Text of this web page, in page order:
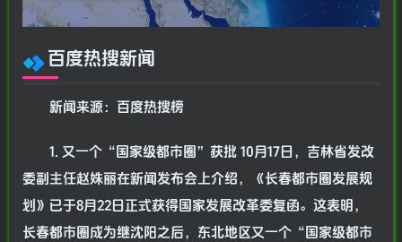
百度热搜新闻
新闻来源：百度热搜榜
1. 又一个“国家级都市圈”获批 10月17日，吉林省发改
委副主任赵姝丽在新闻发布会上介绍，《长春都市圈发展规
划》已于8月22日正式获得国家发展改革委复函。这表明，
长春都市圈成为继沈阳之后，东北地区又一个“国家级都市